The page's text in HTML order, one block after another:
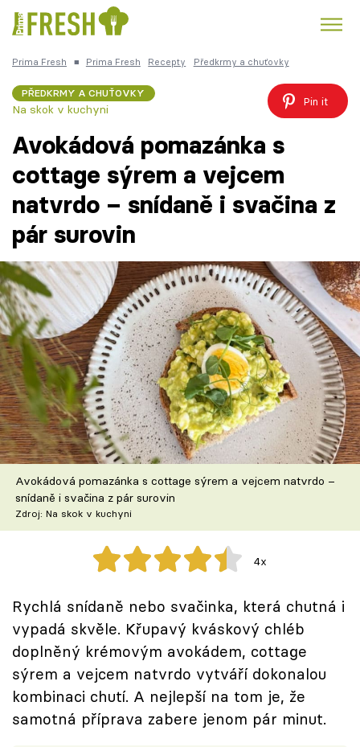
Česká kuchyně
Témata
Články
TV Program
Škola vaření
Recepty z TV
Speciál: Cuketa
Těhotnej kuchař
Sledujte prima+
Sledujte nás
Prima Fresh ■ Prima Fresh Recepty Předkrmy a chuťovky
PŘEDKRMY A CHUŤOVKY
Na skok v kuchyni
Pin it
Avokádová pomazánka s
cottage sýrem a vejcem
natvrdo – snídaně i svačina z
pár surovin
Avokádová pomazánka s cottage sýrem a vejcem natvrdo –
snídaně i svačina z pár surovin
Zdroj: Na skok v kuchyni
4x
Rychlá snídaně nebo svačinka, která chutná i
vypadá skvěle. Křupavý kváskový chléb
doplněný krémovým avokádem, cottage
sýrem a vejcem natvrdo vytváří dokonalou
kombinaci chutí. A nejlepší na tom je, že
samotná příprava zabere jenom pár minut.